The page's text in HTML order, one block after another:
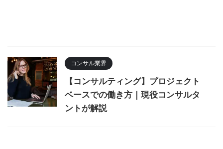
コンサル業界
【コンサルティング】プロジェクト
ベースでの働き方｜現役コンサルタ
ントが解説